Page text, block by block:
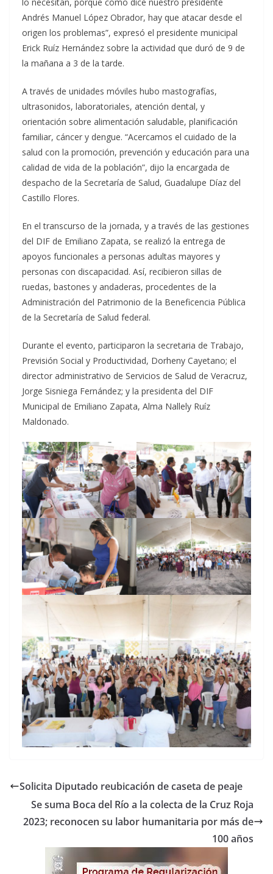
Andrés Manuel López Obrador, hay que atacar desde el
origen los problemas”, expresó el presidente municipal
Erick Ruíz Hernández sobre la actividad que duró de 9 de
la mañana a 3 de la tarde.
A través de unidades móviles hubo mastografías,
ultrasonidos, laboratoriales, atención dental, y
orientación sobre alimentación saludable, planificación
familiar, cáncer y dengue. “Acercamos el cuidado de la
salud con la promoción, prevención y educación para una
calidad de vida de la población”, dijo la encargada de
despacho de la Secretaría de Salud, Guadalupe Díaz del
Castillo Flores.
En el transcurso de la jornada, y a través de las gestiones
del DIF de Emiliano Zapata, se realizó la entrega de
apoyos funcionales a personas adultas mayores y
personas con discapacidad. Así, recibieron sillas de
ruedas, bastones y andaderas, procedentes de la
Administración del Patrimonio de la Beneficencia Pública
de la Secretaría de Salud federal.
Durante el evento, participaron la secretaria de Trabajo,
Previsión Social y Productividad, Dorheny Cayetano; el
director administrativo de Servicios de Salud de Veracruz,
Jorge Sisniega Fernández; y la presidenta del DIF
Municipal de Emiliano Zapata, Alma Nallely Ruíz
Maldonado.
Solicita Diputado reubicación de caseta de peaje
Se suma Boca del Río a la colecta de la Cruz Roja
2023; reconocen su labor humanitaria por más de
100 años